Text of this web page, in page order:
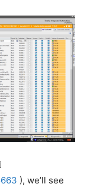
), we’ll see